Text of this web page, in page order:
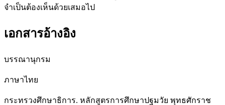
จำเป็นต้องเห็นด้วยเสมอไป
เอกสารอ้างอิง
บรรณานุกรม
ภาษาไทย
กระทรวงศึกษาธิการ. หลักสูตรการศึกษาปฐมวัย พุทธศักราช